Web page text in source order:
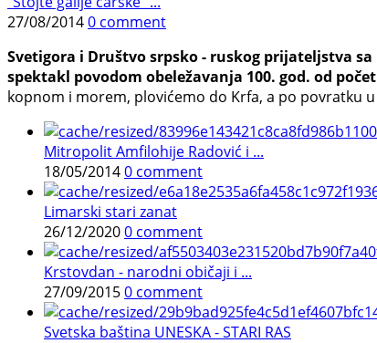
27/08/20140 comment
Svetigora i Društvo srpsko - ruskog prijatelјstva
spektakl povodom obeležavanja 100. god. od
kopnom i morem, plovićemo do Krfa, a po povratku u
Mitropolit Amfilohije Radović i ...
18/05/20140 comment
Limarski stari zanat
26/12/20200 comment
Krstovdan - narodni običaji i ...
27/09/20150 comment
Svetska baština UNESKA - STARI RAS